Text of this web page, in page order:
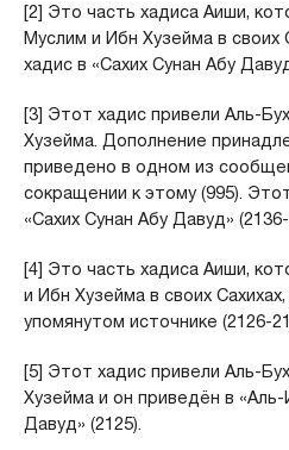
[2] Это часть хадиса Аиши,
Муслим и Ибн Хузейма в своих
хадис в «Сахих Сунан Абу
[3] Этот хадис привели Аль-
Хузейма. Дополнение
приведено в одном из
сокращении к этому (995).
«Сахих Сунан Абу Давуд»
[4] Это часть хадиса Аиши,
и Ибн Хузейма в своих
упомянутом источнике (2126-
[5] Этот хадис привели Аль-
Хузейма и он приведён в «Аль-
Давуд» (2125).